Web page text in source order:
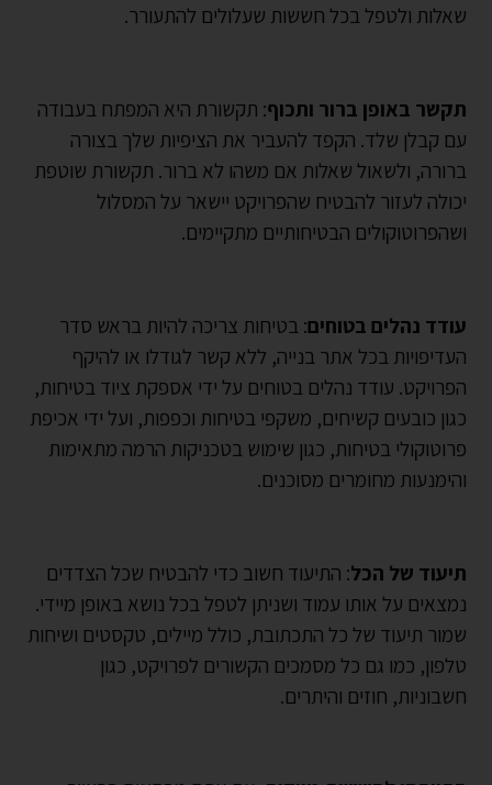
שאלות ולטפל בכל חששות שעלולים להתעורר.
תקשר באופן ברור ותכוף: תקשורת היא המפתח בעבודה
עם קבלן שלד. הקפד להעביר את הציפיות שלך בצורה
ברורה, ולשאול שאלות אם משהו לא ברור. תקשורת שוטפת
יכולה לעזור להבטיח שהפרויקט יישאר על המסלול
ושהפרוטוקולים הבטיחותיים מתקיימים.
עודד נהלים בטוחים: בטיחות צריכה להיות בראש סדר
העדיפויות בכל אתר בנייה, ללא קשר לגודלו או להיקף
הפרויקט. עודד נהלים בטוחים על ידי אספקת ציוד בטיחות,
כגון כובעים קשיחים, משקפי בטיחות וכפפות, ועל ידי אכיפת
פרוטוקולי בטיחות, כגון שימוש בטכניקות הרמה מתאימות
והימנעות מחומרים מסוכנים.
תיעוד של הכל: התיעוד חשוב כדי להבטיח שכל הצדדים
נמצאים על אותו עמוד ושניתן לטפל בכל נושא באופן מיידי.
שמור תיעוד של כל התכתובת, כולל מיילים, טקסטים ושיחות
טלפון, כמו גם כל מסמכים הקשורים לפרויקט, כגון
חשבוניות, חוזים והיתרים.